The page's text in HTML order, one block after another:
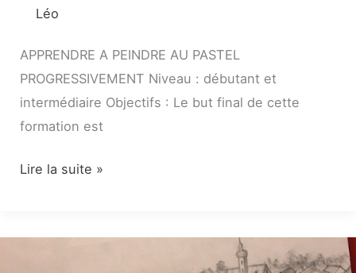
Léo
APPRENDRE A PEINDRE AU PASTEL
PROGRESSIVEMENT Niveau : débutant et
intermédiaire Objectifs : Le but final de cette
formation est
Lire la suite »